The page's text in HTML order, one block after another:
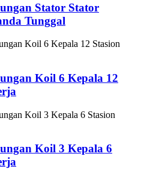
Stator Stator
Tunggal
Koil 6 Kepala 12
Koil 3 Kepala 6